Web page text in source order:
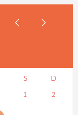
S D
1 2